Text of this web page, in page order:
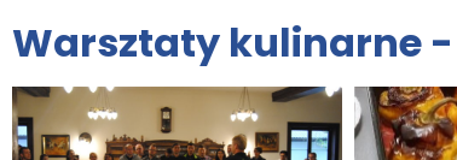
Warsztaty kulinarne